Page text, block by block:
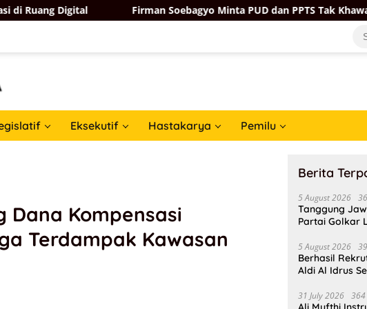
Firman Soebagyo Minta PUD dan PPTS Tak Khawatir dengan
Eksekutif Hastakarya Pemilu
Dana Kompensasi
Terdampak Kawasan
Berita
5 August 2026
Tanggung
Partai Golkar
5 August 2026
Berhasil
Aldi Al Idrus
31 July 2026 364